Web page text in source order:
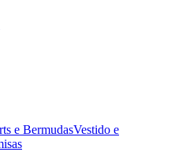
e BermudasVestido e